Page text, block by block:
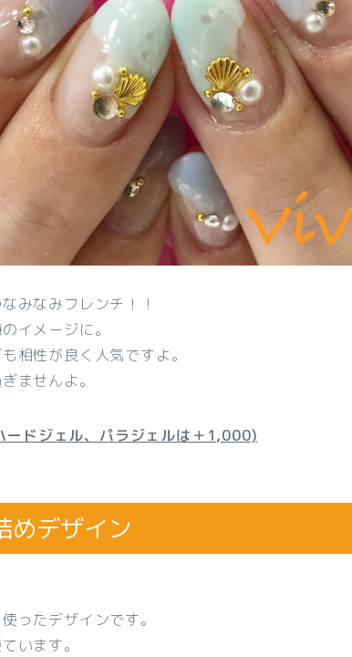
みなみフレンチ！！
イメージに。
相性が良く人気ですよ。
ませんよ。
ドジェル、パラジェルは＋1,000)
めデザイン
ったデザインです。
います。